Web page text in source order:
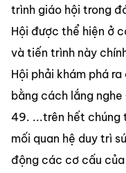
trình giáo hội trong
Hội được thể hiện ở
và tiến trình này
Hội phải khám phá
bằng cách lắng nghe
49. ...trên hết chúng
mối quan hệ duy trì
động các cơ cấu